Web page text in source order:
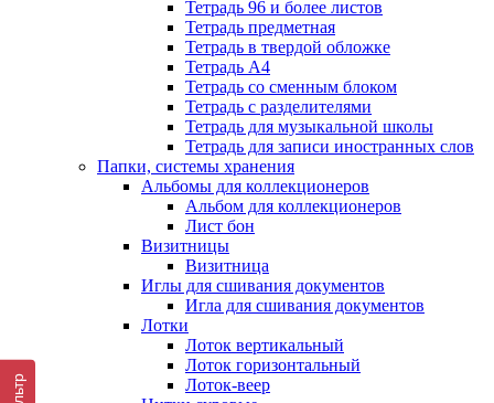
Тетрадь 96 и более листов
Тетрадь предметная
Тетрадь в твердой обложке
Тетрадь А4
Тетрадь со сменным блоком
Тетрадь с разделителями
Тетрадь для музыкальной школы
Тетрадь для записи иностранных слов
Папки, системы хранения
Альбомы для коллекционеров
Альбом для коллекционеров
Лист бон
Визитницы
Визитница
Иглы для сшивания документов
Игла для сшивания документов
Лотки
Лоток вертикальный
Лоток горизонтальный
Лоток-веер